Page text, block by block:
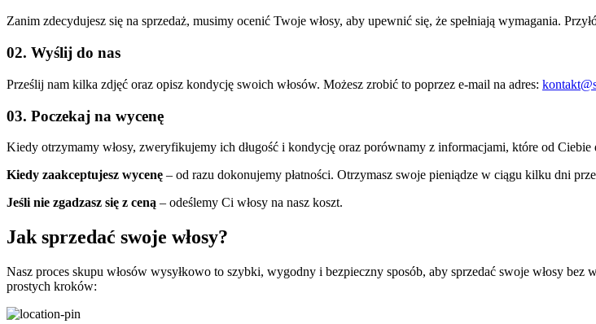
Zanim zdecydujesz się na sprzedaż, musimy ocenić Twoje włosy, aby upewnić się, że spełniają wymagania.
02. Wyślij do nas
Prześlij nam kilka zdjęć oraz opisz kondycję swoich włosów. Możesz zrobić to poprzez e-mail na adres:
03. Poczekaj na wycenę
Kiedy otrzymamy włosy, zweryfikujemy ich długość i kondycję oraz porównamy z informacjami, które od Ciebie
Kiedy zaakceptujesz wycenę – od razu dokonujemy płatności. Otrzymasz swoje pieniądze w ciągu kilku dni
Jeśli nie zgadzasz się z ceną – odeślemy Ci włosy na nasz koszt.
Jak sprzedać swoje włosy?
Nasz proces skupu włosów wysyłkowo to szybki, wygodny i bezpieczny sposób, aby sprzedać swoje włosy bez
prostych kroków: